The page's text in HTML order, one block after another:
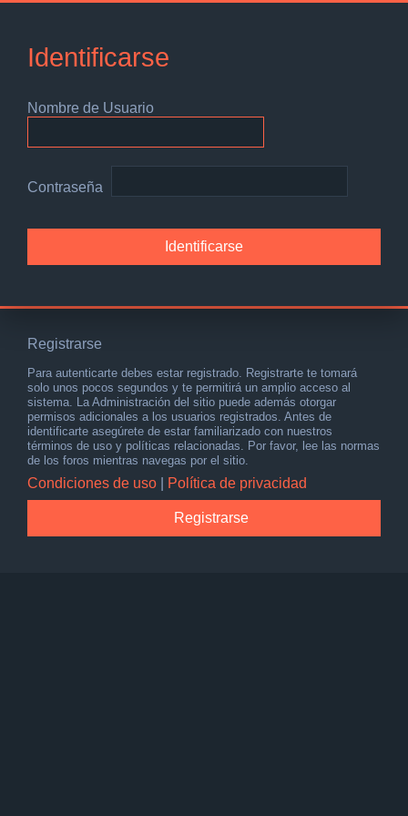
Identificarse
Nombre de Usuario
Contraseña
Registrarse
Para autenticarte debes estar registrado. Registrarte te tomará
solo unos pocos segundos y te permitirá un amplio acceso al
sistema. La Administración del sitio puede además otorgar
permisos adicionales a los usuarios registrados. Antes de
identificarte asegúrete de estar familiarizado con nuestros
términos de uso y políticas relacionadas. Por favor, lee las normas
de los foros mientras navegas por el sitio.
Condiciones de uso Política de privacidad
Registrarse